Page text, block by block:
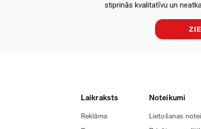
stiprinās kvalitatīvu un
Laikraksts
Reklāma
Noteikumi
Lietošanas